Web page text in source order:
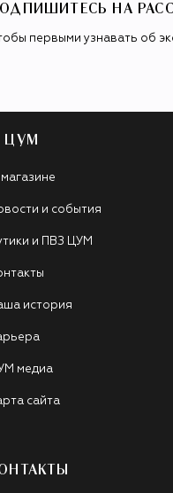
НА
первыми узнавать об
ЦУМ
и события
и ПВЗ ЦУМ
история
медиа
сайта